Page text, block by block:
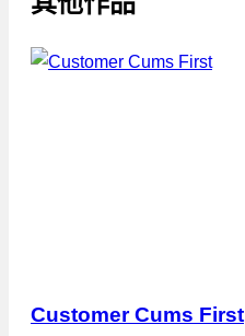
Customer Cums First